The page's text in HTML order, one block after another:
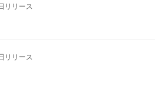
リリース
リリース